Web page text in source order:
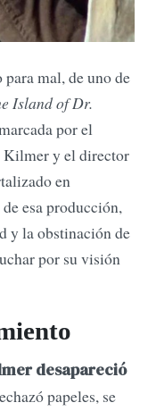
mal, de uno de
Island of Dr.
por el
Kilmer y el director
en
esa producción,
y la obstinación de
por su visión
desapareció
papeles, se